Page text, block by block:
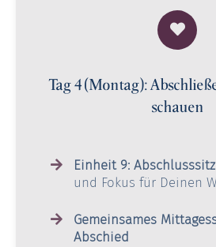
Tag 4 (Montag):
schauen
Einheit 9:
und Fokus für Deinen
Gemeinsames
Abschied